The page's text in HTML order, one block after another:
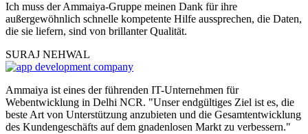
Ich muss der Ammaiya-Gruppe meinen Dank für ihre
außergewöhnlich schnelle kompetente Hilfe aussprechen, die Daten,
die sie liefern, sind von brillanter Qualität.
SURAJ NEHWAL
Ammaiya ist eines der führenden IT-Unternehmen für
Webentwicklung in Delhi NCR. "Unser endgültiges Ziel ist es, die
beste Art von Unterstützung anzubieten und die Gesamtentwicklung
des Kundengeschäfts auf dem gnadenlosen Markt zu verbessern."